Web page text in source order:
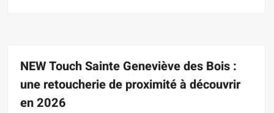
NEW Touch Sainte Geneviève des Bois :
une retoucherie de proximité à découvrir
en 2026